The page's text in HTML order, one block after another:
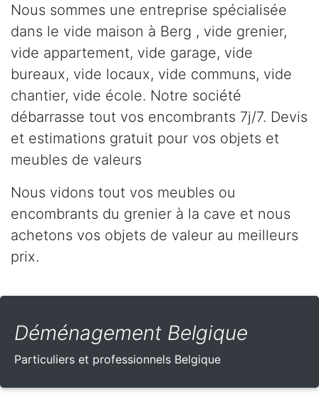
Nous sommes une entreprise spécialisée
dans le vide maison à Berg , vide grenier,
vide appartement, vide garage, vide
bureaux, vide locaux, vide communs, vide
chantier, vide école. Notre société
débarrasse tout vos encombrants 7j/7. Devis
et estimations gratuit pour vos objets et
meubles de valeurs
Nous vidons tout vos meubles ou
encombrants du grenier à la cave et nous
achetons vos objets de valeur au meilleurs
prix.
Déménagement Belgique
Particuliers et professionnels Belgique